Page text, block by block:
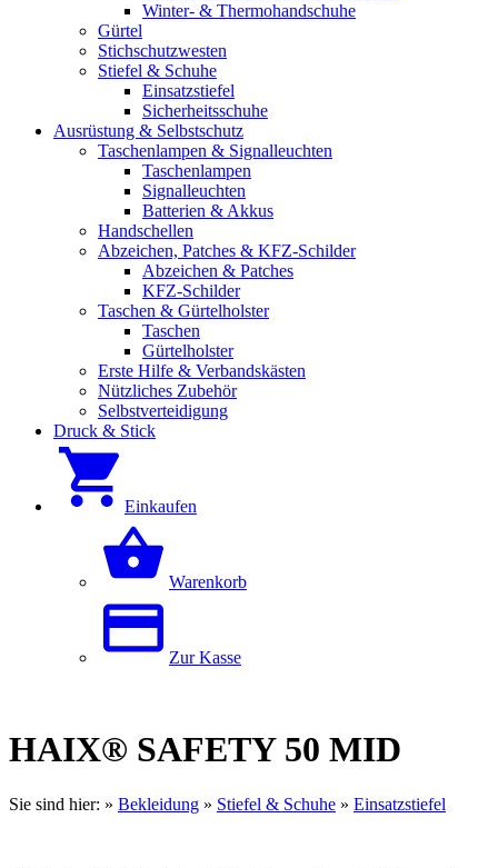
Winter- & Thermohandschuhe
Gürtel
Stichschutzwesten
Stiefel & Schuhe
Einsatzstiefel
Sicherheitsschuhe
Ausrüstung & Selbstschutz
Taschenlampen & Signalleuchten
Taschenlampen
Signalleuchten
Batterien & Akkus
Handschellen
Abzeichen, Patches & KFZ-Schilder
Abzeichen & Patches
KFZ-Schilder
Taschen & Gürtelholster
Taschen
Gürtelholster
Erste Hilfe & Verbandskästen
Nützliches Zubehör
Selbstverteidigung
Druck & Stick
Einkaufen
Warenkorb
Zur Kasse
HAIX® SAFETY 50 MID
Sie sind hier: » Bekleidung » Stiefel & Schuhe » Einsatzstiefel